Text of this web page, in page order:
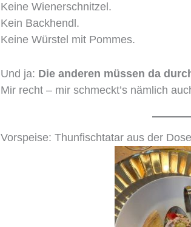
Keine Wienerschnitzel.
Kein Backhendl.
Keine Würstel mit Pommes.
Und ja: Die anderen müssen da
Mir recht – mir schmeckt’s nämlich
Vorspeise: Thunfischtatar aus der